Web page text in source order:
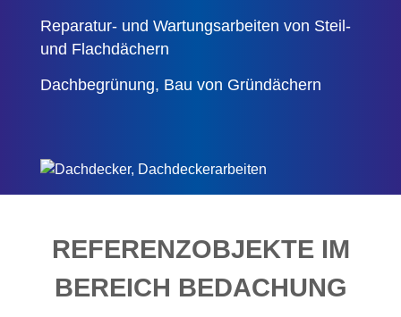
Reparatur- und Wartungsarbeiten von Steil-
und Flachdächern
Dachbegrünung, Bau von Gründächern
REFERENZOBJEKTE IM
BEREICH BEDACHUNG